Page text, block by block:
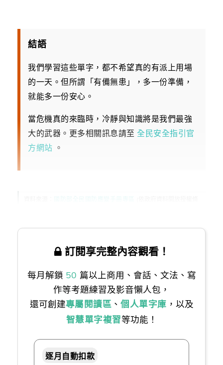
結語
我們學習這些單字，都不希望真的有派上用場
的一天。但所謂「有備無患」，多一份準備，
就能多一份安心。
當危機真的來臨時，冷靜與知識將是我們最強
大的武器。更多相關訊息請至 全民安全指引官
方網站 。
訂閱享完整內容觀看！
每月解鎖 50 篇以上商用、會話、文法、寫
作等考題練習及影音懶人包，
還可創建專屬閱讀區 、 個人單字庫 ，以及
智慧單字複習等功能！
逐月自動扣款